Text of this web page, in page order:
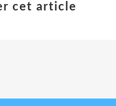
cet article